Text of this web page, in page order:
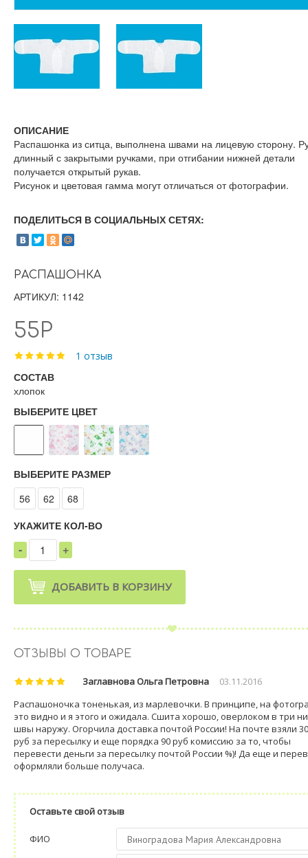
ОПИСАНИЕ
Распашонка из ситца, выполнена швами на лицевую сторону.
длинный с закрытыми ручками, при отгибании нижней детали
получается открытый рукав.
Рисунок и цветовая гамма могут отличаться от фотографии.
ПОДЕЛИТЬСЯ В СОЦИАЛЬНЫХ СЕТЯХ:
РАСПАШОНКА
АРТИКУЛ: 1142
55Р
1 отзыв
СОСТАВ
хлопок
ВЫБЕРИТЕ ЦВЕТ
ВЫБЕРИТЕ РАЗМЕР
56
62
68
УКАЖИТЕ КОЛ-ВО
- 1 +
ДОБАВИТЬ В КОРЗИНУ
ОТЗЫВЫ О ТОВАРЕ
Заглавнова Ольга Петровна
03.11.2016
Распашоночка тоненькая, из марлевочки. В принципе, на
это видно и я этого и ожидала. Сшита хорошо, оверлоком в три
швы наружу. Огорчила доставка почтой России! На почте взяли
руб за пересылку и еще порядка 90 руб комиссию за то, чтобы
перевести деньги за пересылку почтой России %)! Да еще и
оформляли больше получаса.
Оставьте свой отзыв
ФИО